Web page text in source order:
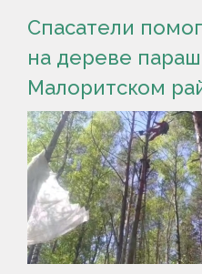
Спасатели
на дереве
Малоритском